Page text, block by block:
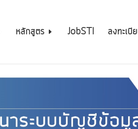
หลักสูตร JobSTI ลงทะเบี